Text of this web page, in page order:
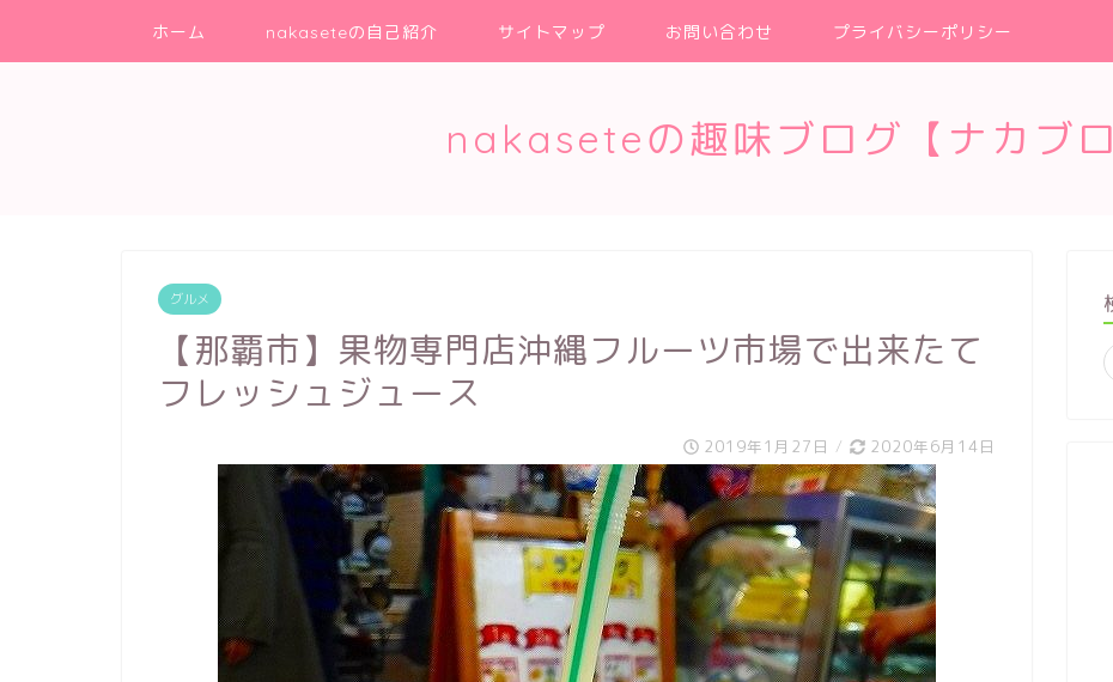
ホーム nakaseteの自己紹介 サイトマップ お問い合わせ プライバシーポリシー
nakaseteの趣味ブログ【ナカブロ
グルメ
【那覇市】果物専門店沖縄フルーツ市場で出来たて
フレッシュジュース
2019年1月27日 / 2020年6月14日